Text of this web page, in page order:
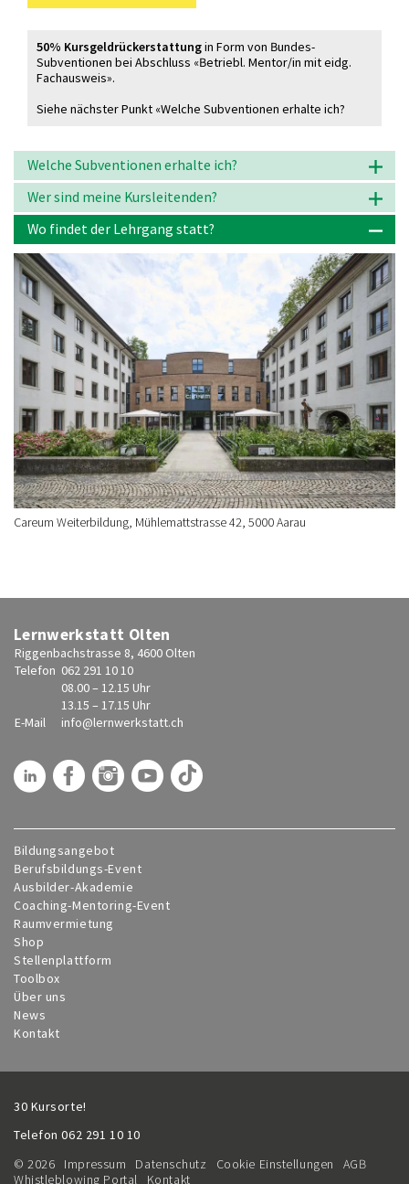
50% Kursgeldrückerstattungin Form von Bundes-
Subventionen bei Abschluss «Betriebl. Mentor/in mit eidg.
Fachausweis».
Siehe nächster Punkt «Welche Subventionen erhalte ich?
Welche Subventionen erhalte ich?
Wer sind meine Kursleitenden?
Wo findet der Lehrgang statt?
Careum Weiterbildung, Mühlemattstrasse 42, 5000 Aarau
Lernwerkstatt Olten
Riggenbachstrasse 8, 4600 Olten
Telefon 062 291 10 10
08.00 – 12.15 Uhr
13.15 – 17.15 Uhr
E-Mail
info@lernwerkstatt.ch
Bildungsangebot
Berufsbildungs-Event
Ausbilder-Akademie
Coaching-Mentoring-Event
Raumvermietung
Shop
Stellenplattform
Toolbox
Über uns
News
Kontakt
30 Kursorte!
Telefon062 291 10 10
© 2026
Impressum Datenschutz Cookie Einstellungen
AGB
Whistleblowing Portal
Kontakt